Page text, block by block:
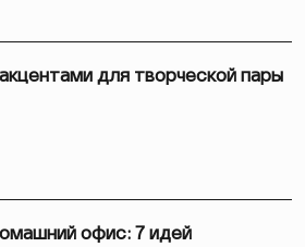
для творческой пары
офис: 7 идей